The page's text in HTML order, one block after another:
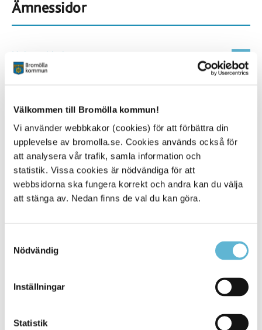
Välkommen till Bromölla kommun!
Vi använder webbkakor (cookies) för att förbättra din
upplevelse av bromolla.se. Cookies används också för
att analysera vår trafik, samla information och
statistik. Vissa cookies är nödvändiga för att
webbsidorna ska fungera korrekt och andra kan du välja
att stänga av. Nedan finns de val du kan göra.
Nödvändig
Inställningar
Statistik
Ämnessidor
Hela webbplatsen
229
Alla platser
KONTAKT
Besöksadress